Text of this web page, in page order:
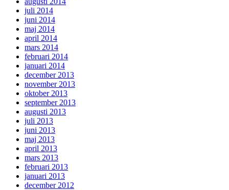
juli 2014
juni 2014
maj 2014
april 2014
mars 2014
februari 2014
januari 2014
december 2013
november 2013
oktober 2013
september 2013
augusti 2013
juli 2013
juni 2013
maj 2013
april 2013
mars 2013
februari 2013
januari 2013
december 2012